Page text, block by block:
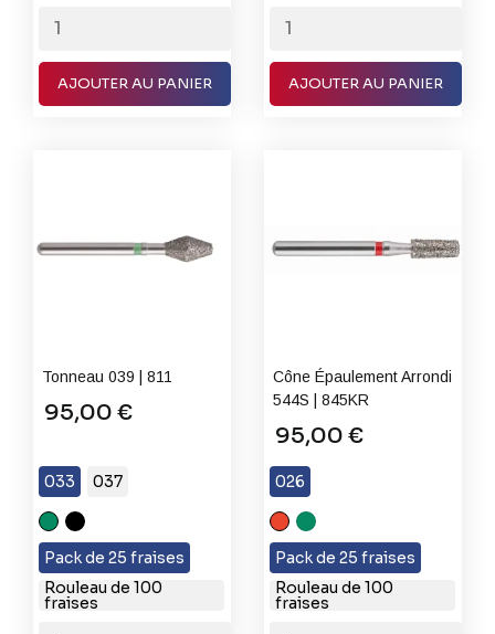
AJOUTER AU PANIER AJOUTER AU PANIER
Tonneau 039 | 811
95,00 €
033 037
C
(Gros
Grain)
XC
Très
Gros
Grain
Pack de 25 fraises
Rouleau de 100
fraises
Cône Épaulement Arrondi
544S | 845KR
95,00 €
026
F
Grain
Fin
C
(Gros
Grain)
Pack de 25 fraises
Rouleau de 100
fraises